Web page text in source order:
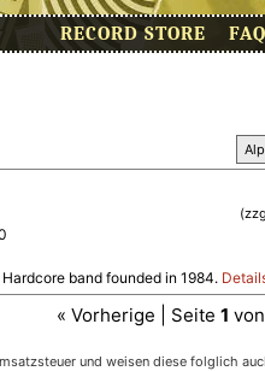
RECORD STORE FAQ
band founded in 1984.
« Vorherige | Seite 1 von
und weisen diese folglich